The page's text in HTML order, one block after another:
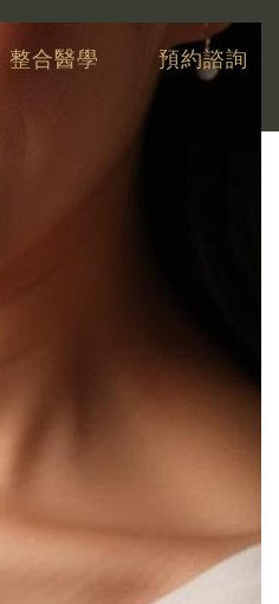
整合醫學 預約諮詢